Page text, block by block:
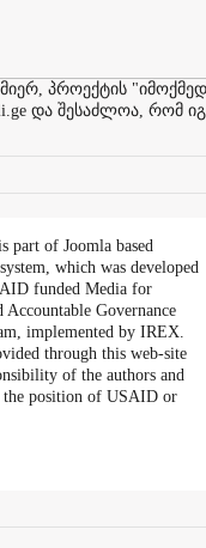
პროექტის
და შესაძლოა, რომ
part of Joomla based
which was developed
funded Media for
Accountable Governance
implemented by IREX.
through this web-site
of the authors and
the position of USAID or